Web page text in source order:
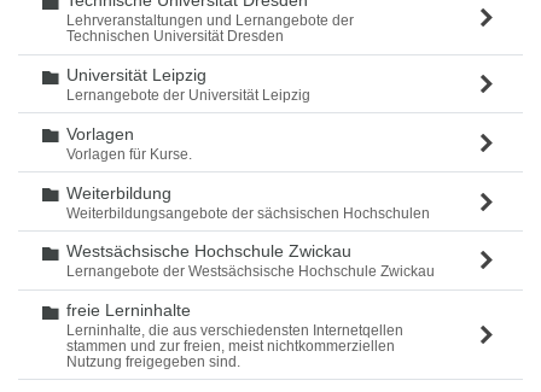
Lehrveranstaltungen und Lernangebote der
Technischen Universität Dresden
Ordner
Universität Leipzig
Lernangebote der Universität Leipzig
Ordner
Vorlagen
Vorlagen für Kurse.
Ordner
Weiterbildung
Weiterbildungsangebote der sächsischen Hochschulen
Ordner
Westsächsische Hochschule Zwickau
Lernangebote der Westsächsische Hochschule Zwickau
Ordner
freie Lerninhalte
Lerninhalte, die aus verschiedensten Internetqellen
stammen und zur freien, meist nichtkommerziellen
Nutzung freigegeben sind.